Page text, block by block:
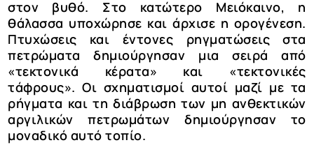
στον βυθό. Στο κατώτερο Μειόκαινο, η
θάλασσα υποχώρησε και άρχισε η ορογένεση.
Πτυχώσεις και έντονες ρηγματώσεις στα
πετρώματα δημιούργησαν μια σειρά από
«τεκτονικά κέρατα» και «τεκτονικές
τάφρους». Οι σχηματισμοί αυτοί μαζί με τα
ρήγματα και τη διάβρωση των μη ανθεκτικών
αργιλικών πετρωμάτων δημιούργησαν το
μοναδικό αυτό τοπίο.